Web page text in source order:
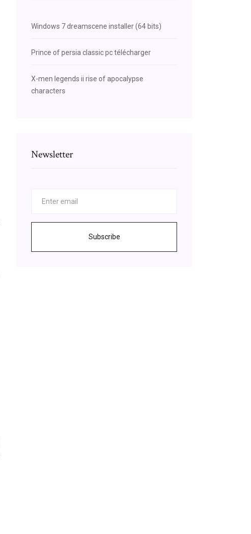
Windows 7 dreamscene installer (64 bits)
Prince of persia classic pc télécharger
X-men legends ii rise of apocalypse
characters
Newsletter
Subscribe